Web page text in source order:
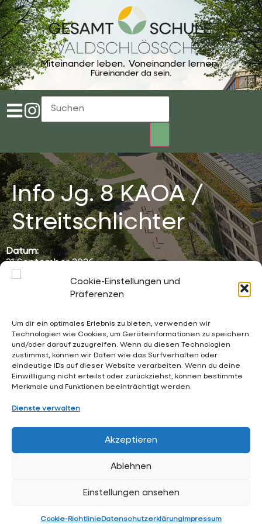
Cookie-Einstellungen und
Präferenzen
Um dir ein optimales Erlebnis zu bieten, verwenden wir
Technologien wie Cookies, um Geräteinformationen zu speichern
und/oder darauf zuzugreifen. Wenn du diesen Technologien
zustimmst, können wir Daten wie das Surfverhalten oder
eindeutige IDs auf dieser Website verarbeiten. Wenn du deine
Einwillligung nicht erteilst oder zurückziehst, können bestimmte
Merkmale und Funktionen beeinträchtigt werden.
Dienste verwalten
Akzeptieren
Ablehnen
Einstellungen ansehen
Cookie-RichtlinieDatenschutzerklärung Impressum
Miteinander leben. Voneinander lernen.
Füreinander da sein.
Info Jg. 8 KAOA /
Streitschlichter
Datum:
21.September 2026
02053 4969 0
sekretariat@waldschloesschen.schule
FAQ - Häufig gestellte Fragen
Datenschutzerklärung
Hintergrundgrafiken:RKW Architektur +
(arne.hupe@gmx.de)